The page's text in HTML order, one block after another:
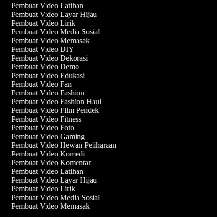
Pembuat Video Latihan
Pembuat Video Layar Hijau
Pembuat Video Lirik
Pembuat Video Media Sosial
Pembuat Video Memasak
Pembuat Video DIY
Pembuat Video Dekorasi
Pembuat Video Demo
Pembuat Video Edukasi
Pembuat Video Fan
Pembuat Video Fashion
Pembuat Video Fashion Haul
Pembuat Video Film Pendek
Pembuat Video Fitness
Pembuat Video Foto
Pembuat Video Gaming
Pembuat Video Hewan Peliharaan
Pembuat Video Komedi
Pembuat Video Komentar
Pembuat Video Latihan
Pembuat Video Layar Hijau
Pembuat Video Lirik
Pembuat Video Media Sosial
Pembuat Video Memasak